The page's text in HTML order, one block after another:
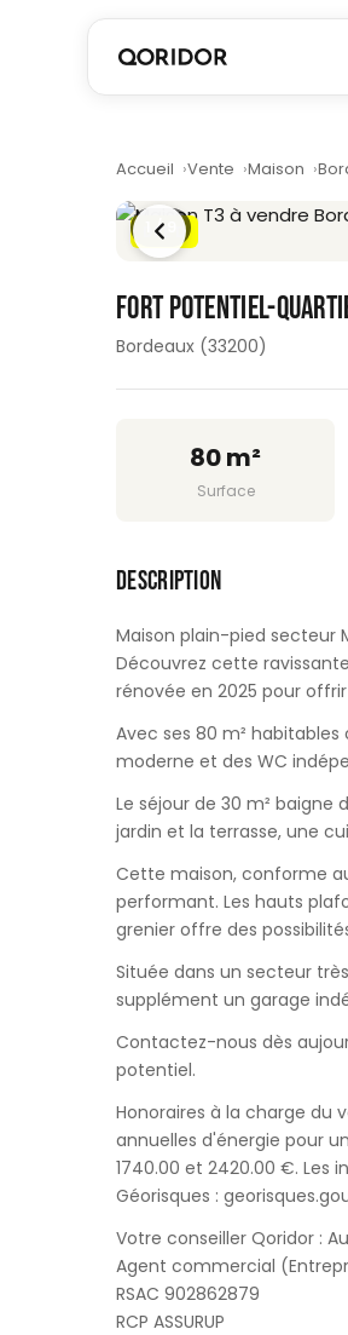
Accueil Vente Maison
DPE D
/ 9
FORT POTENTIEL-
Bordeaux (33200)
80 m²
Surface
DESCRIPTION
Maison plain-pied secteur
Découvrez cette
rénovée en 2025 pour
Avec ses 80 m²
moderne et des WC
Le séjour de 30 m² baigne
jardin et la terrasse, une
Cette maison, conforme
performant. Les hauts
grenier offre des
Située dans un secteur
supplément un garage
Contactez-nous dès
potentiel.
Honoraires à la charge du
annuelles d'énergie pour
1740.00 et 2420.00 €. Les
Géorisques :
Votre conseiller Qoridor :
Agent commercial
RSAC 902862879
RCP ASSURUP